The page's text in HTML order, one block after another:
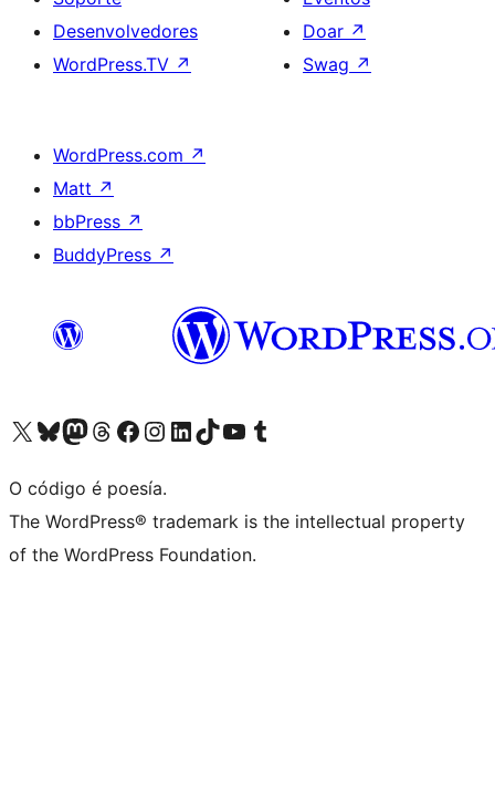
Desenvolvedores
WordPress.TV ↗
Doar ↗
Swag ↗
WordPress.com ↗
Matt ↗
bbPress ↗
BuddyPress ↗
Visita la cuenta de X (anteriormente Twitter)
Visita a nosa conta de Bluesky
Visita a nosa conta de Mastodon
Visita a nosa conta de Threads
Visita a nosa páxina de Facebook
Visita a nosa conta de Instagram
Visita a nosa conta de LinkedIn
Visita a nosa conta de TikTok
Visita a nosa canle de YouTube
Visita a nosa conta de Tumblr
O código é poesía.
The WordPress® trademark is the intellectual property
of the WordPress Foundation.